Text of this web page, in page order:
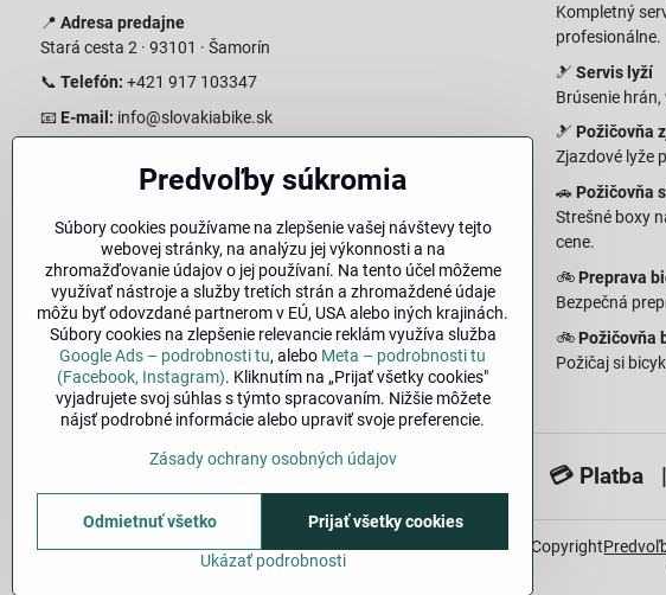
📍 Adresa predajne
Stará cesta 2 · 93101 · Šamorín
📞 Telefón: +421 917 103347
📧 E-mail: info@slovakiabike.sk
Pondelok–Piatok: 08:00–17:00 Streda 08:00-16:00
Nedeľa: Zatvorené
👉Zobraziť predajňu na mape(Google Maps trasa)
Kompletný
profesionálne.
🎿 Servis lyží
Brúsenie
🎿 Požičovňa
Zjazdové lyže
🚗 Požičovňa
Strešné boxy
cene.
🚲 Preprava
Bezpečná
🚲 Požičovňa
Požičaj si
| 💳 Platba
©2026 Copyright
Predvoľby súkromia
Súbory cookies používame na zlepšenie vašej návštevy tejto
webovej stránky, na analýzu jej výkonnosti a na
zhromažďovanie údajov o jej používaní. Na tento účel môžeme
využívať nástroje a služby tretích strán a zhromaždené údaje
môžu byť odovzdané partnerom v EÚ, USA alebo iných krajinách.
Súbory cookies na zlepšenie relevancie reklám využíva služba
Google Ads – podrobnosti tu, alebo Meta – podrobnosti tu
(Facebook, Instagram). Kliknutím na „Prijať všetky cookies"
vyjadrujete svoj súhlas s týmto spracovaním. Nižšie môžete
nájsť podrobné informácie alebo upraviť svoje preferencie.
Zásady ochrany osobných údajov
Ukázať podrobnosti
Prijať všetky cookies
Odmietnuť všetko